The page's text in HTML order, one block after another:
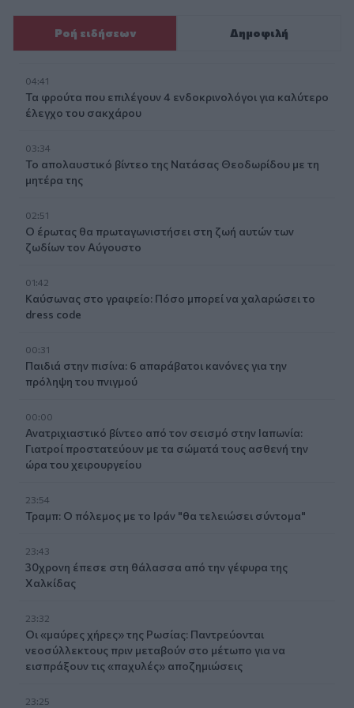
Ροή ειδήσεων Δημοφιλή
04:41
Τα φρούτα που επιλέγουν 4 ενδοκρινολόγοι για καλύτερο
έλεγχο του σακχάρου
03:34
Το απολαυστικό βίντεο της Νατάσας Θεοδωρίδου με τη
μητέρα της
02:51
Ο έρωτας θα πρωταγωνιστήσει στη ζωή αυτών των
ζωδίων τον Αύγουστο
01:42
Καύσωνας στο γραφείο: Πόσο μπορεί να χαλαρώσει το
dress code
00:31
Παιδιά στην πισίνα: 6 απαράβατοι κανόνες για την
πρόληψη του πνιγμού
00:00
Ανατριχιαστικό βίντεο από τον σεισμό στην Ιαπωνία:
Γιατροί προστατεύουν με τα σώματά τους ασθενή την
ώρα του χειρουργείου
23:54
Τραμπ: Ο πόλεμος με το Ιράν "θα τελειώσει σύντομα"
23:43
30χρονη έπεσε στη θάλασσα από την γέφυρα της
Χαλκίδας
23:32
Οι «μαύρες χήρες» της Ρωσίας: Παντρεύονται
νεοσύλλεκτους πριν μεταβούν στο μέτωπο για να
εισπράξουν τις «παχυλές» αποζημιώσεις
23:25